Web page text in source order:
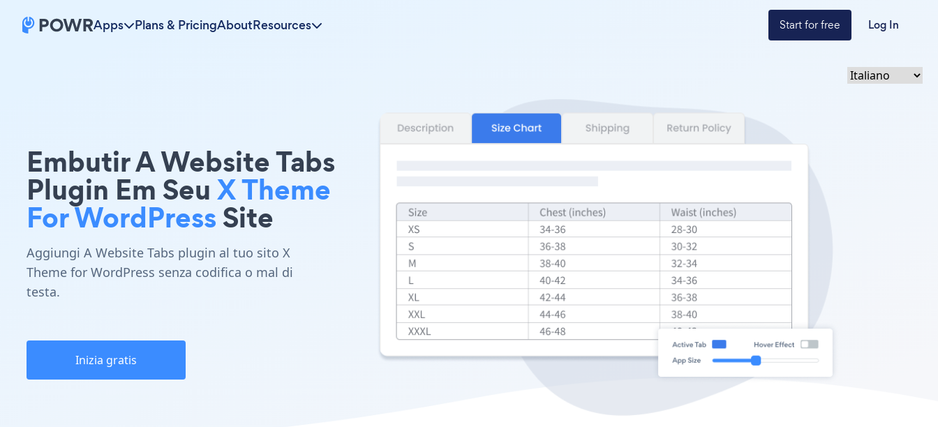
Apps Plans & PricingAboutResources Start for free Log In
Embutir A Website Tabs
Plugin Em SeuX Theme
For WordPressSite
Aggiungi A Website Tabs plugin al tuo sito X
Theme for WordPress senza codifica o mal di
testa.
Inizia gratis